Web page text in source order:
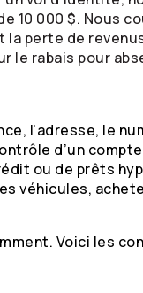
10 000 $. Nous
la perte de
le rabais pour
l’adresse, le
d’un
ou de prêts
véhicules,
Voici les